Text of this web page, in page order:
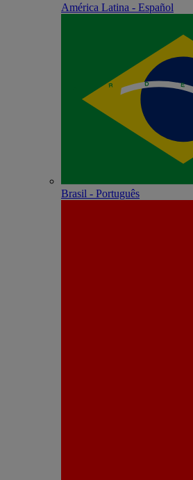
América Latina - Español
Brasil - Português